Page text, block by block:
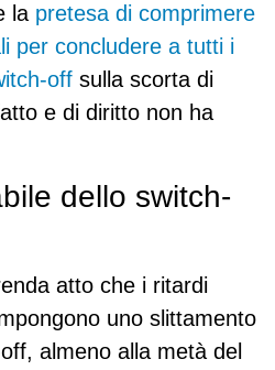
la pretesa di comprimere
per concludere a tutti i
off sulla scorta di
e di diritto non ha
dello switch-
atto che i ritardi
uno slittamento
almeno alla metà del